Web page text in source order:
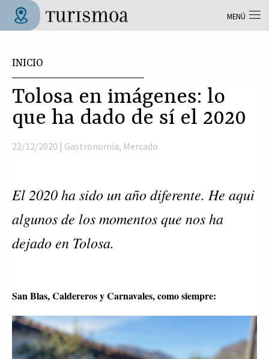
Pasar al contenido principal
INICIO
Tolosa en imágenes: lo
que ha dado de sí el 2020
22/12/2020 | Gastronomia, Mercado
El 2020 ha sido un año diferente. He aqui
algunos de los momentos que nos ha
dejado en Tolosa.
San Blas, Caldereros y Carnavales, como siempre:
MENÚ